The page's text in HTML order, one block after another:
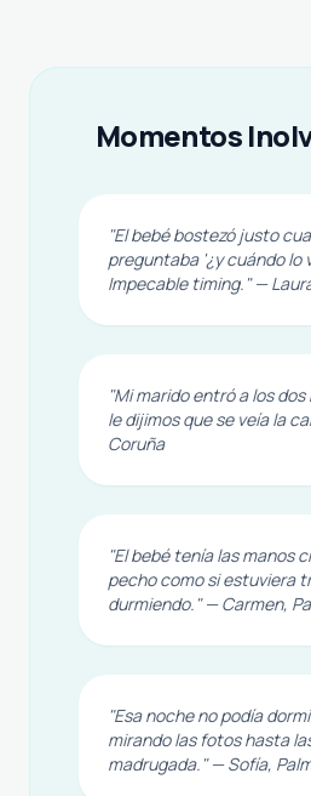
Momentos
"El bebé bostezó justo
preguntaba '¿y cuándo lo
Impecable timing." —
"Mi marido entró a los
le dijimos que se veía la
Coruña
"El bebé tenía las manos
pecho como si estuviera
durmiendo." — Carmen,
"Esa noche no podía
mirando las fotos hasta
madrugada." — Sofía,